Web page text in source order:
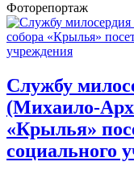
Фоторепортаж
Службу
(Михаило-
«Крылья»
социального